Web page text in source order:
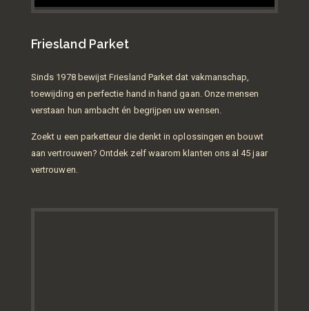
Friesland Parket
Sinds 1978 bewijst Friesland Parket dat vakmanschap,
toewijding en perfectie hand in hand gaan. Onze mensen
verstaan hun ambacht én begrijpen uw wensen.
Zoekt u een parketteur die denkt in oplossingen en bouwt
aan vertrouwen? Ontdek zelf waarom klanten ons al 45 jaar
vertrouwen.